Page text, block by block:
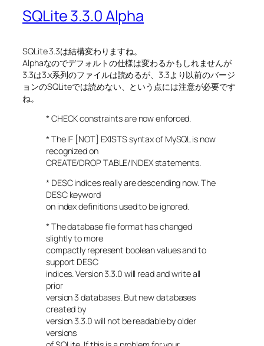
SQLite 3.3.0 Alpha
SQLite 3.3は結構変わりますね。
Alphaなのでデフォルトの仕様は変わるかもしれませんが
3.3は3.x系列のファイルは読めるが、3.3より以前のバージ
ョンのSQLiteでは読めない、という点には注意が必要です
ね。
* CHECK constraints are now enforced.
* The IF [NOT] EXISTS syntax of MySQL is now
recognized on
CREATE/DROP TABLE/INDEX statements.
* DESC indices really are descending now. The
DESC keyword
on index definitions used to be ignored.
* The database file format has changed
slightly to more
compactly represent boolean values and to
support DESC
indices. Version 3.3.0 will read and write all
prior
version 3 databases. But new databases
created by
version 3.3.0 will not be readable by older
versions